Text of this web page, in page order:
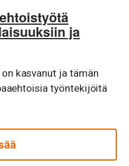
ja
kasvanut ja tämän
työntekijöitä